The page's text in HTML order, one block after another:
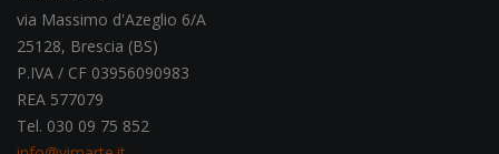
via Massimo d'Azeglio 6/A
25128, Brescia (BS)
P.IVA / CF 03956090983
REA 577079
Tel. 030 09 75 852